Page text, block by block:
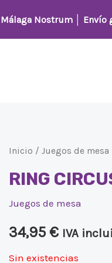
Nostrum │
Inicio / Juegos de mesa
RING
Juegos de mesa
34,95 € IVA
Sin existencias